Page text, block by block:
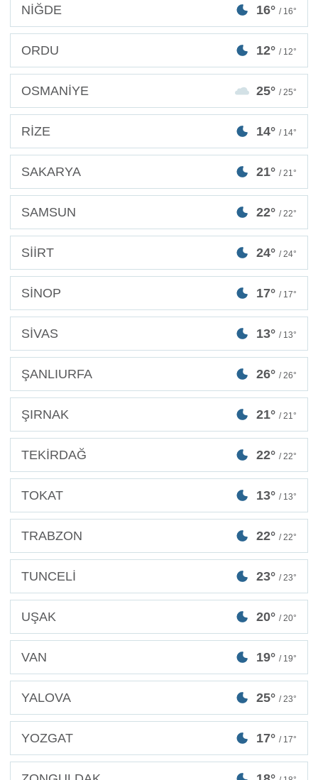
NİĞDE 16° / 16°
ORDU 12° / 12°
OSMANİYE 25° / 25°
RİZE 14° / 14°
SAKARYA 21° / 21°
SAMSUN 22° / 22°
SİİRT 24° / 24°
SİNOP 17° / 17°
SİVAS 13° / 13°
ŞANLIURFA 26° / 26°
ŞIRNAK 21° / 21°
TEKİRDAĞ 22° / 22°
TOKAT 13° / 13°
TRABZON 22° / 22°
TUNCELİ 23° / 23°
UŞAK 20° / 20°
VAN 19° / 19°
YALOVA 25° / 23°
YOZGAT 17° / 17°